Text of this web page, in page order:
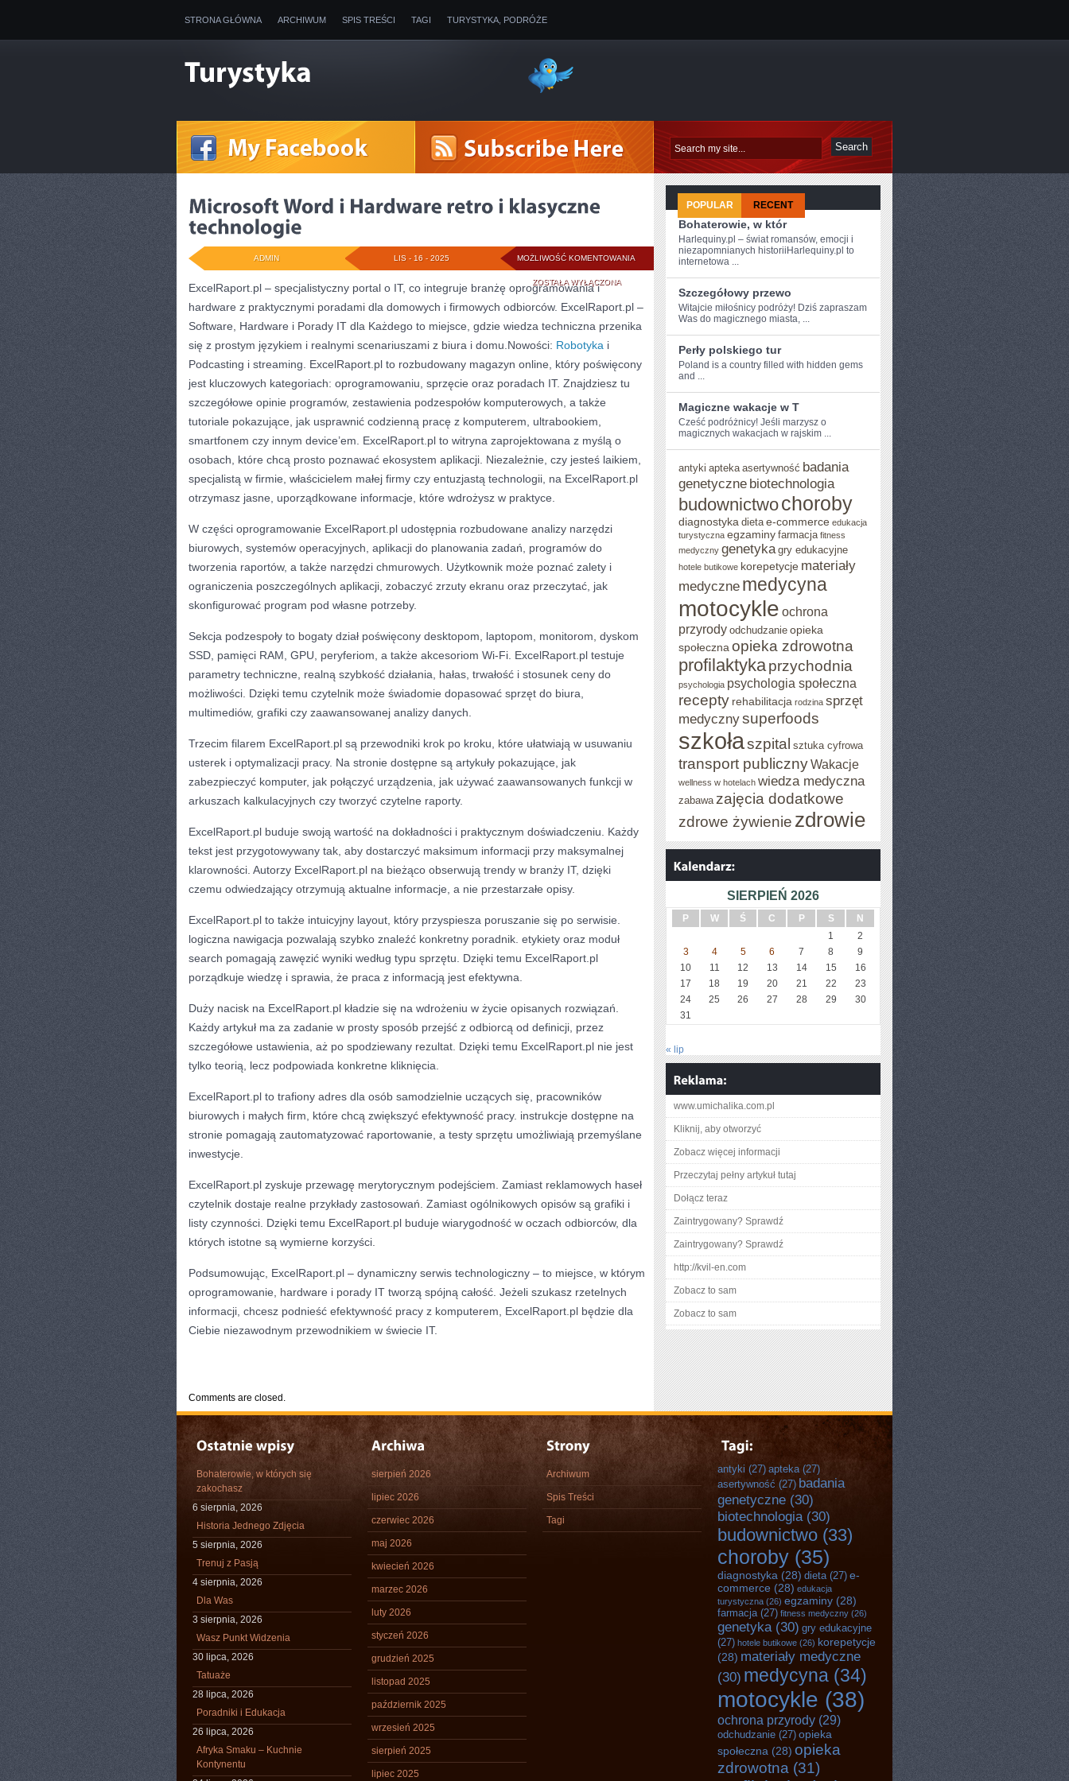
STRONA GŁÓWNA ARCHIWUM SPIS TREŚCI TAGI TURYSTYKA, PODRÓŻE
MOŻLIWOŚĆ KOMENTOWANIA MICROSOFT
WORD
HARDWARE
RETRO
KLASYCZNE
TECHNOLOGIE
ZOSTAŁA WYŁĄCZONA
LIS - 16 - 2025
ADMIN
ExcelRaport.pl – specjalistyczny portal o IT, co integruje branżę oprogramowania i
hardware z praktycznymi poradami dla domowych i firmowych odbiorców. ExcelRaport.pl –
Software, Hardware i Porady IT dla Każdego to miejsce, gdzie wiedza techniczna przenika
się z prostym językiem i realnymi scenariuszami z biura i domu.Nowości: Robotyka i
Podcasting i streaming. ExcelRaport.pl to rozbudowany magazyn online, który poświęcony
jest kluczowych kategoriach: oprogramowaniu, sprzęcie oraz poradach IT. Znajdziesz tu
szczegółowe opinie programów, zestawienia podzespołów komputerowych, a także
tutoriale pokazujące, jak usprawnić codzienną pracę z komputerem, ultrabookiem,
smartfonem czy innym device’em. ExcelRaport.pl to witryna zaprojektowana z myślą o
osobach, które chcą prosto poznawać ekosystem aplikacji. Niezależnie, czy jesteś laikiem,
specjalistą w firmie, właścicielem małej firmy czy entuzjastą technologii, na ExcelRaport.pl
otrzymasz jasne, uporządkowane informacje, które wdrożysz w praktyce.
W części oprogramowanie ExcelRaport.pl udostępnia rozbudowane analizy narzędzi
biurowych, systemów operacyjnych, aplikacji do planowania zadań, programów do
tworzenia raportów, a także narzędzi chmurowych. Użytkownik może poznać zalety i
ograniczenia poszczególnych aplikacji, zobaczyć zrzuty ekranu oraz przeczytać, jak
skonfigurować program pod własne potrzeby.
Sekcja podzespoły to bogaty dział poświęcony desktopom, laptopom, monitorom, dyskom
SSD, pamięci RAM, GPU, peryferiom, a także akcesoriom Wi-Fi. ExcelRaport.pl testuje
parametry techniczne, realną szybkość działania, hałas, trwałość i stosunek ceny do
możliwości. Dzięki temu czytelnik może świadomie dopasować sprzęt do biura,
multimediów, grafiki czy zaawansowanej analizy danych.
Trzecim filarem ExcelRaport.pl są przewodniki krok po kroku, które ułatwiają w usuwaniu
usterek i optymalizacji pracy. Na stronie dostępne są artykuły pokazujące, jak
zabezpieczyć komputer, jak połączyć urządzenia, jak używać zaawansowanych funkcji w
arkuszach kalkulacyjnych czy tworzyć czytelne raporty.
ExcelRaport.pl buduje swoją wartość na dokładności i praktycznym doświadczeniu. Każdy
tekst jest przygotowywany tak, aby dostarczyć maksimum informacji przy maksymalnej
klarowności. Autorzy ExcelRaport.pl na bieżąco obserwują trendy w branży IT, dzięki
czemu odwiedzający otrzymują aktualne informacje, a nie przestarzałe opisy.
ExcelRaport.pl to także intuicyjny layout, który przyspiesza poruszanie się po serwisie.
logiczna nawigacja pozwalają szybko znaleźć konkretny poradnik. etykiety oraz moduł
search pomagają zawęzić wyniki według typu sprzętu. Dzięki temu ExcelRaport.pl
porządkuje wiedzę i sprawia, że praca z informacją jest efektywna.
Duży nacisk na ExcelRaport.pl kładzie się na wdrożeniu w życie opisanych rozwiązań.
Każdy artykuł ma za zadanie w prosty sposób przejść z odbiorcą od definicji, przez
szczegółowe ustawienia, aż po spodziewany rezultat. Dzięki temu ExcelRaport.pl nie jest
tylko teorią, lecz podpowiada konkretne kliknięcia.
ExcelRaport.pl to trafiony adres dla osób samodzielnie uczących się, pracowników
biurowych i małych firm, które chcą zwiększyć efektywność pracy. instrukcje dostępne na
stronie pomagają zautomatyzować raportowanie, a testy sprzętu umożliwiają przemyślane
inwestycje.
ExcelRaport.pl zyskuje przewagę merytorycznym podejściem. Zamiast reklamowych haseł
czytelnik dostaje realne przykłady zastosowań. Zamiast ogólnikowych opisów są grafiki i
listy czynności. Dzięki temu ExcelRaport.pl buduje wiarygodność w oczach odbiorców, dla
których istotne są wymierne korzyści.
Podsumowując, ExcelRaport.pl – dynamiczny serwis technologiczny – to miejsce, w którym
oprogramowanie, hardware i porady IT tworzą spójną całość. Jeżeli szukasz rzetelnych
informacji, chcesz podnieść efektywność pracy z komputerem, ExcelRaport.pl będzie dla
Ciebie niezawodnym przewodnikiem w świecie IT.
Comments are closed.
POPULAR RECENT
Bohaterowie, w któr
Harlequiny.pl – świat romansów, emocji i
niezapomnianych historiiHarlequiny.pl to
internetowa ...
Szczegółowy przewo
Witajcie ⁢miłośnicy podróży! Dziś zapraszam
Was do magicznego miasta, ...
Perły polskiego tur
Poland is a country filled with hidden⁤ gems
and ...
Magiczne wakacje w T
Cześć⁢ podróżnicy! Jeśli marzysz o⁤
magicznych wakacjach w ⁣rajskim ...
antyki apteka asertywność badania
genetyczne biotechnologia
budownictwochoroby
diagnostyka dieta e-commerce edukacja
turystyczna egzaminy farmacja fitness
medyczny genetyka gry edukacyjne
hotele butikowe korepetycje materiały
medyczne medycyna
motocykle ochrona
przyrody odchudzanie opieka
społeczna opieka zdrowotna
profilaktykaprzychodnia
psychologia psychologia społeczna
recepty rehabilitacja rodzina sprzęt
medycznysuperfoods
szkołaszpital sztuka cyfrowa
transport publicznyWakacje
wellness w hotelach wiedza medyczna
zabawa zajęcia dodatkowe
zdrowe żywienie zdrowie
SIERPIEŃ 2026
P W Ś C P S
N
1
2
3
4 5 6 7 8
9
10
11 12 13 14 15
16
17
18 19 20 21 22
23
24
25 26 27 28 29
30
31
« lip
www.umichalika.com.pl
Kliknij, aby otworzyć
Zobacz więcej informacji
Przeczytaj pełny artykuł tutaj
Dołącz teraz
Zaintrygowany? Sprawdź
Zaintrygowany? Sprawdź
http://kvil-en.com
Zobacz to sam
Zobacz to sam
Bohaterowie, w których się
zakochasz
6 sierpnia, 2026
Historia Jednego Zdjęcia
5 sierpnia, 2026
Trenuj z Pasją
4 sierpnia, 2026
Dla Was
3 sierpnia, 2026
Wasz Punkt Widzenia
30 lipca, 2026
Tatuaże
28 lipca, 2026
Poradniki i Edukacja
26 lipca, 2026
Afryka Smaku – Kuchnie
Kontynentu
sierpień 2026
lipiec 2026
czerwiec 2026
maj 2026
kwiecień 2026
marzec 2026
luty 2026
styczeń 2026
grudzień 2025
listopad 2025
październik 2025
wrzesień 2025
sierpień 2025
lipiec 2025
Archiwum
Spis Treści
Tagi
antyki (27) apteka(27)
asertywność (27) badania
genetyczne (30)
biotechnologia(30)
budownictwo (33)
choroby (35)
diagnostyka (28) dieta(27) e-
commerce (28) edukacja
turystyczna (26) egzaminy (28)
farmacja(27) fitness medyczny (26)
genetyka(30) gry edukacyjne
(27) hotele butikowe (26) korepetycje
(28) materiały medyczne
(30) medycyna (34)
motocykle (38)
ochrona przyrody (29)
odchudzanie (27) opieka
społeczna (28) opieka
zdrowotna (31)